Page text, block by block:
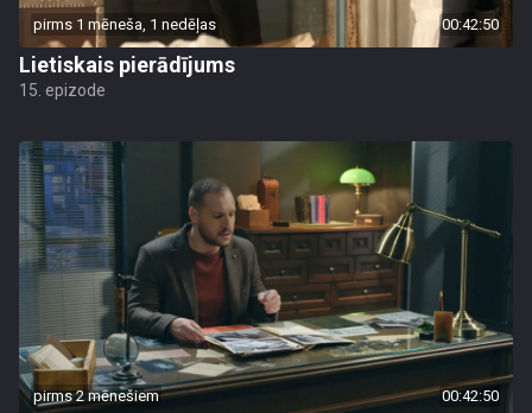
pirms 1 mēneša, 1 nedēļas 00:42:50
Lietiskais pierādījums
15. epizode
pirms 2 mēnešiem 00:42:50